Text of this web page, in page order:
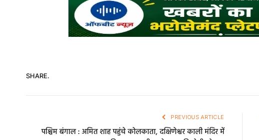
SHARE.
PREVIOUS ARTICLE
पश्चिम बंगाल : अमित शाह पहुंचे कोलकाता, दक्षिणेश्वर काली मंदिर में